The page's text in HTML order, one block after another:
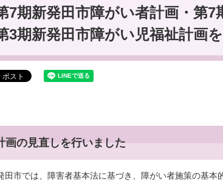
7期新発田市障がい者計画・第7
3期新発田市障がい児福祉計画
画の見直しを行いました
田市では、障害者基本法に基づき、障がい者施策の基